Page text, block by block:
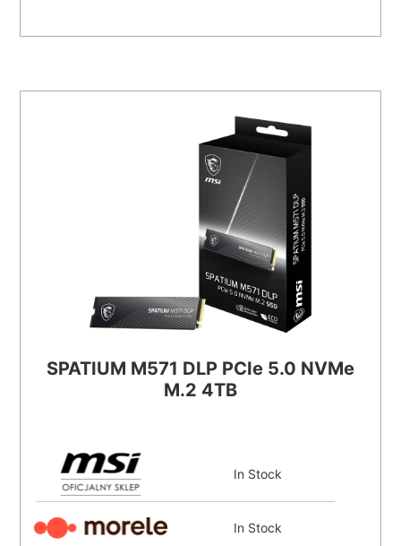
Coming Soon
SPATIUM M571 DLP PCIe 5.0 NVMe
M.2 4TB
In Stock
In Stock